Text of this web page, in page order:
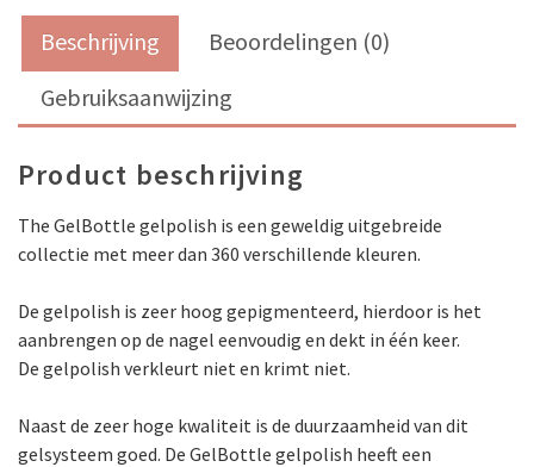
Beschrijving
Beoordelingen (0)
Gebruiksaanwijzing
Product beschrijving
The GelBottle gelpolish is een geweldig uitgebreide
collectie met meer dan 360 verschillende kleuren.
De gelpolish is zeer hoog gepigmenteerd, hierdoor is het
aanbrengen op de nagel eenvoudig en dekt in één keer.
De gelpolish verkleurt niet en krimt niet.
Naast de zeer hoge kwaliteit is de duurzaamheid van dit
gelsysteem goed. De GelBottle gelpolish heeft een